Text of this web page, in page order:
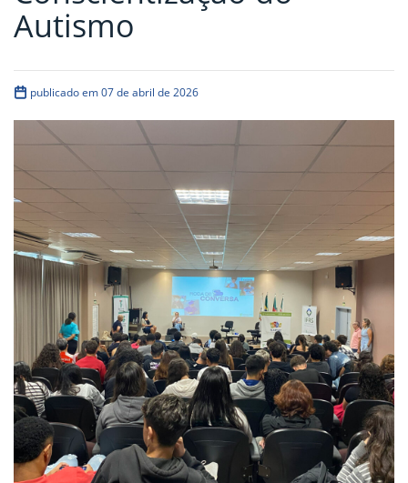
Autismo
publicado em 07 de abril de 2026